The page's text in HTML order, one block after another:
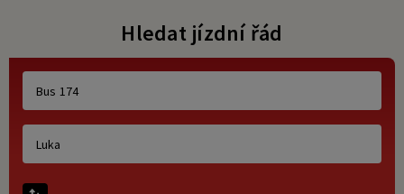
Hledat jízdní řád